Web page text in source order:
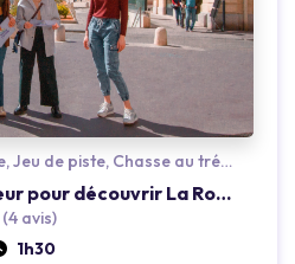
de piste, Chasse au trésor
Escape Game Extérieur pour découvrir La Rochelle
(4 avis)
1h30